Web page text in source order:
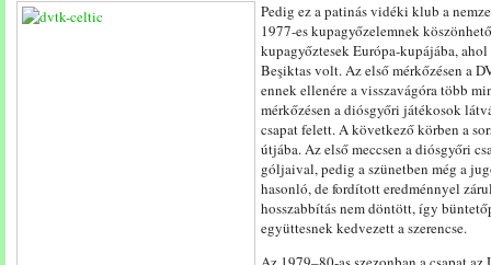
Pedig ez a patinás vidéki klub a
1977-es kupagyőzelemnek
kupagyőztesek Európa-kupájába,
Beşiktas volt. Az első mérkőzésen a
ennek ellenére a visszavágóra több
mérkőzésen a diósgyőri játékosok
csapat felett. A következő körben a
útjába. Az első meccsen a diósgyőri
góljaival, pedig a szünetben még a
hasonló, de fordított eredménnyel
hosszabbítás nem döntött, így
együttesnek kedvezett a szerencse.